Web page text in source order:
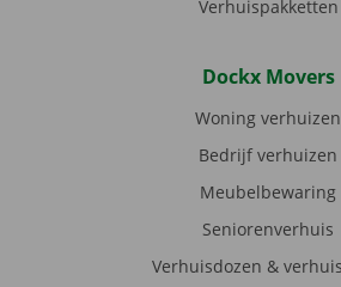
Verhuispakketten
Dockx Movers
Woning verhuizen
Bedrijf verhuizen
Meubelbewaring
Seniorenverhuis
Verhuisdozen &